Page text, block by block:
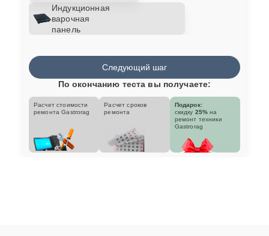
Индукционная
варочная
панель
Следующий шаг
По окончанию теста вы получаете:
Расчет стоимости
ремонта Gastrorag
Расчет сроков
ремонта
Подарок:
скидку 25% на
ремонт техники
Gastrorag